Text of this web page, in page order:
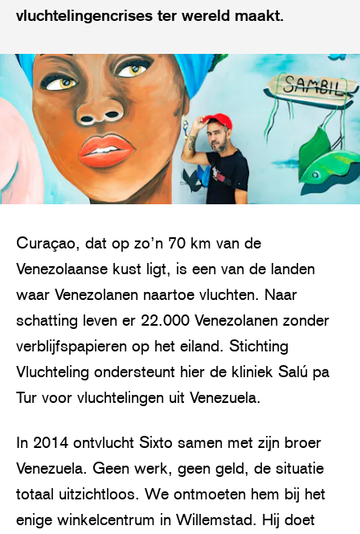
vluchtelingencrises ter wereld maakt.
Curaçao, dat op zo’n 70 km van de
Venezolaanse kust ligt, is een van de landen
waar Venezolanen naartoe vluchten. Naar
schatting leven er 22.000 Venezolanen zonder
verblijfspapieren op het eiland. Stichting
Vluchteling ondersteunt hier de kliniek Salú pa
Tur voor vluchtelingen uit Venezuela.
In 2014 ontvlucht Sixto samen met zijn broer
Venezuela. Geen werk, geen geld, de situatie
totaal uitzichtloos. We ontmoeten hem bij het
enige winkelcentrum in Willemstad. Hij doet